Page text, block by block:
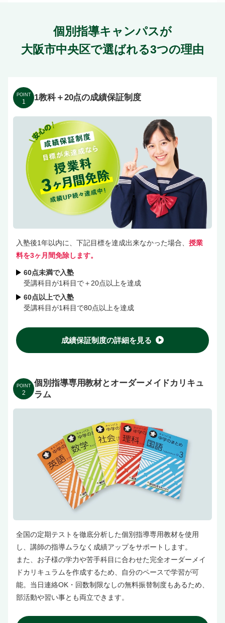
個別指導キャンパスが
大阪市中央区で選ばれる3つの理由
POINT
1 1教科＋20点の成績保証制度
入塾後1年以内に、下記目標を達成出来なかった場合、 授業
料を3ヶ月間免除します。
60点未満で入塾
受講科目が1科目で＋20点以上を達成
60点以上で入塾
受講科目が1科目で80点以上を達成
成績保証制度の詳細を見る
POINT
2
個別指導専用教材とオーダーメイドカリキュ
ラム
全国の定期テストを徹底分析した個別指導専用教材を使用
し、講師の指導ムラなく成績アップをサポートします。
また、お子様の学力や苦手科目に合わせた完全オーダーメイ
ドカリキュラムを作成するため、自分のペースで学習が可
能。当日連絡OK・回数制限なしの無料振替制度もあるため、
部活動や習い事とも両立できます。